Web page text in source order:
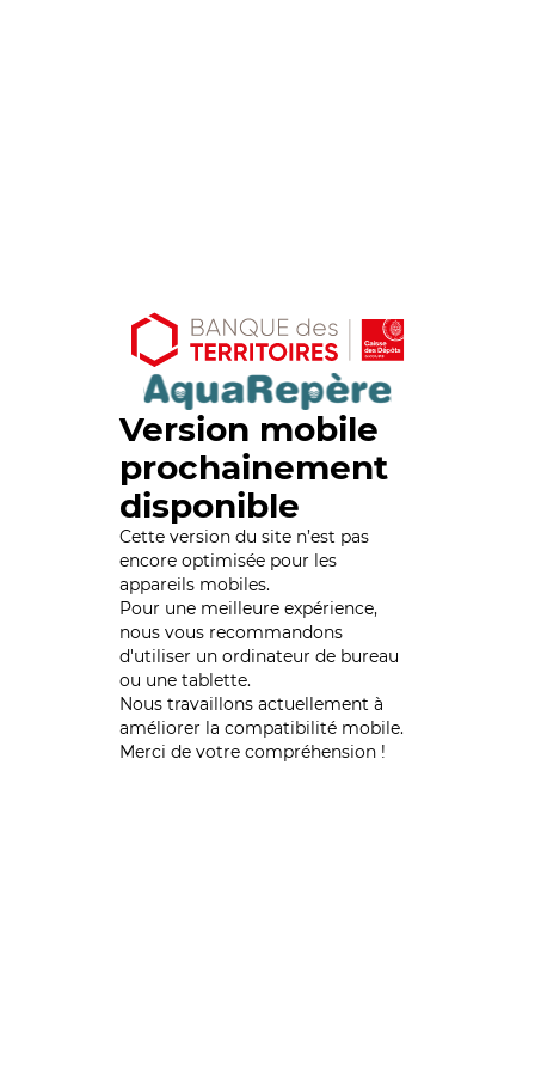
Version mobile
prochainement
disponible
Cette version du site n’est pas
encore optimisée pour les
appareils mobiles.
Pour une meilleure expérience,
nous vous recommandons
d'utiliser un ordinateur de bureau
ou une tablette.
Nous travaillons actuellement à
améliorer la compatibilité mobile.
Merci de votre compréhension !